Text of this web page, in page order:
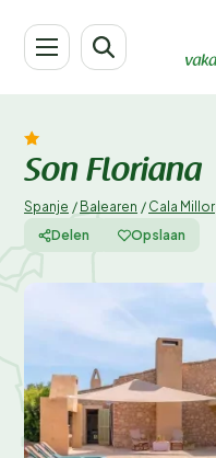
Son Floriana
Spanje / Balearen / Cala Millor
Delen Opslaan